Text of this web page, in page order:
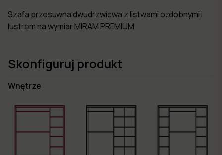
Szafa przesuwna dwudrzwiowa z listwami ozdobnymi i
lustrem na wymiar MIRAM PREMIUM
Skonfiguruj produkt
Wnętrze